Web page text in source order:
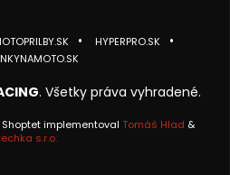
HYPERPRO.SK
. Všetky práva vyhradené.
implementoval Tomáš Hlad &
s.r.o.